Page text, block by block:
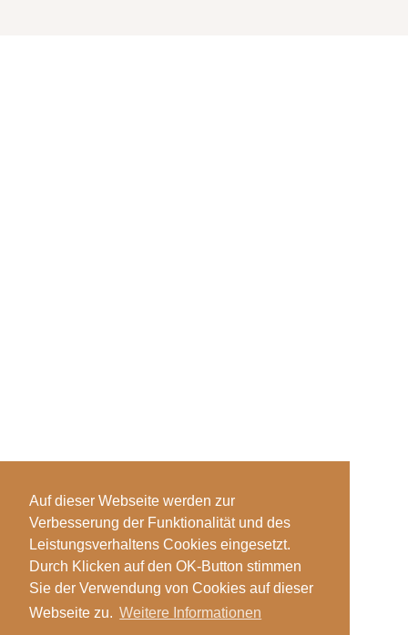
Auf dieser Webseite werden zur
Verbesserung der Funktionalität und des
Leistungsverhaltens Cookies eingesetzt.
Durch Klicken auf den OK-Button stimmen
Sie der Verwendung von Cookies auf dieser
Webseite zu. Weitere Informationen